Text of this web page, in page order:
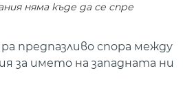
няма къде да се спре
предпазливо спора между
за името на западната ни